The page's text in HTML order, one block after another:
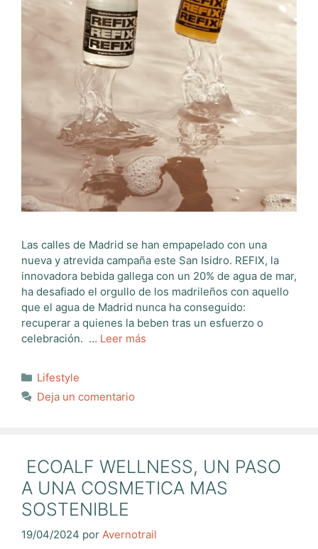
Las calles de Madrid se han empapelado con una
nueva y atrevida campaña este San Isidro. REFIX, la
innovadora bebida gallega con un 20% de agua de mar,
ha desafiado el orgullo de los madrileños con aquello
que el agua de Madrid nunca ha conseguido:
recuperar a quienes la beben tras un esfuerzo o
celebración. … Leer más
Categorías
Lifestyle
Deja un comentario
ECOALF WELLNESS, UN PASO
A UNA COSMETICA MAS
SOSTENIBLE
19/04/2024 por Avernotrail